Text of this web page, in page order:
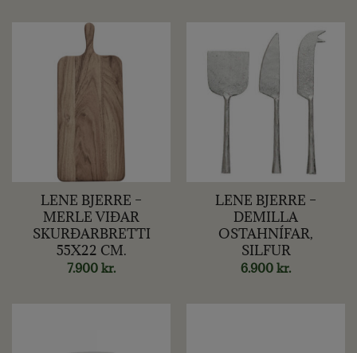
LENE BJERRE –
MERLE VIÐAR
SKURÐARBRETTI
55X22 CM.
7.900 kr.
LENE BJERRE –
DEMILLA
OSTAHNÍFAR,
SILFUR
6.900 kr.